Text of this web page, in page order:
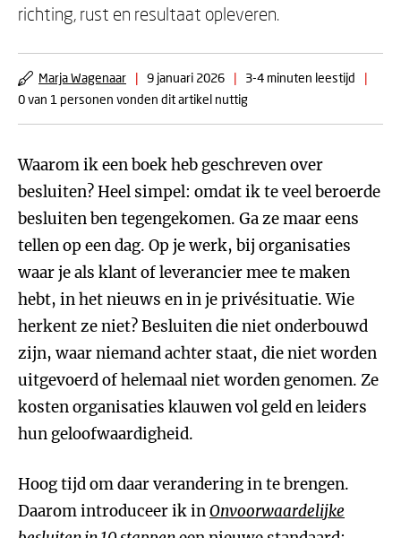
richting, rust en resultaat opleveren.
Marja Wagenaar | 9 januari 2026 | 3-4 minuten leestijd
|
0 van 1 personen vonden dit artikel nuttig
Waarom ik een boek heb geschreven over
besluiten? Heel simpel: omdat ik te veel beroerde
besluiten ben tegengekomen. Ga ze maar eens
tellen op een dag. Op je werk, bij organisaties
waar je als klant of leverancier mee te maken
hebt, in het nieuws en in je privésituatie. Wie
herkent ze niet? Besluiten die niet onderbouwd
zijn, waar niemand achter staat, die niet worden
uitgevoerd of helemaal niet worden genomen. Ze
kosten organisaties klauwen vol geld en leiders
hun geloofwaardigheid.
Hoog tijd om daar verandering in te brengen.
Daarom introduceer ik inOnvoorwaardelijke